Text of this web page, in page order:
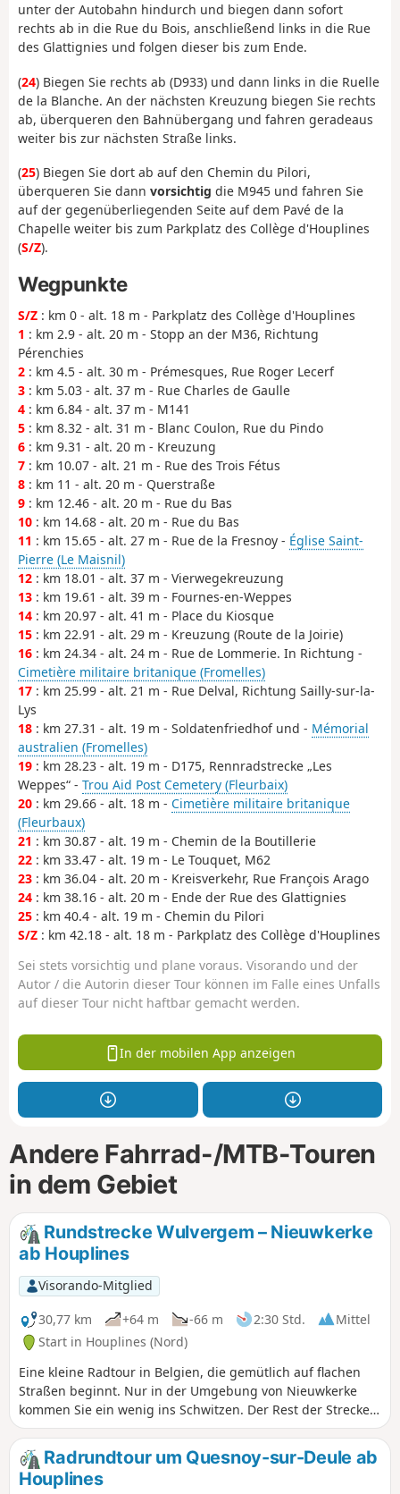
unter der Autobahn hindurch und biegen dann sofort
rechts ab in die Rue du Bois, anschließend links in die Rue
des Glattignies und folgen dieser bis zum Ende.
(24) Biegen Sie rechts ab (D933) und dann links in die Ruelle
de la Blanche. An der nächsten Kreuzung biegen Sie rechts
ab, überqueren den Bahnübergang und fahren geradeaus
weiter bis zur nächsten Straße links.
(25) Biegen Sie dort ab auf den Chemin du Pilori,
überqueren Sie dann vorsichtig die M945 und fahren Sie
auf der gegenüberliegenden Seite auf dem Pavé de la
Chapelle weiter bis zum Parkplatz des Collège d'Houplines
(S/Z).
Wegpunkte
S/Z : km 0 - alt. 18 m - Parkplatz des Collège d'Houplines
1 : km 2.9 - alt. 20 m - Stopp an der M36, Richtung
Pérenchies
2 : km 4.5 - alt. 30 m - Prémesques, Rue Roger Lecerf
3 : km 5.03 - alt. 37 m - Rue Charles de Gaulle
4 : km 6.84 - alt. 37 m - M141
5 : km 8.32 - alt. 31 m - Blanc Coulon, Rue du Pindo
6 : km 9.31 - alt. 20 m - Kreuzung
7 : km 10.07 - alt. 21 m - Rue des Trois Fétus
8 : km 11 - alt. 20 m - Querstraße
9 : km 12.46 - alt. 20 m - Rue du Bas
10 : km 14.68 - alt. 20 m - Rue du Bas
11 : km 15.65 - alt. 27 m - Rue de la Fresnoy - Église Saint-
Pierre (Le Maisnil)
12 : km 18.01 - alt. 37 m - Vierwegekreuzung
13 : km 19.61 - alt. 39 m - Fournes-en-Weppes
14 : km 20.97 - alt. 41 m - Place du Kiosque
15 : km 22.91 - alt. 29 m - Kreuzung (Route de la Joirie)
16 : km 24.34 - alt. 24 m - Rue de Lommerie. In Richtung -
Cimetière militaire britanique (Fromelles)
17 : km 25.99 - alt. 21 m - Rue Delval, Richtung Sailly-sur-la-
Lys
18 : km 27.31 - alt. 19 m - Soldatenfriedhof und - Mémorial
australien (Fromelles)
19 : km 28.23 - alt. 19 m - D175, Rennradstrecke „Les
Weppes“ - Trou Aid Post Cemetery (Fleurbaix)
20 : km 29.66 - alt. 18 m - Cimetière militaire britanique
(Fleurbaux)
21 : km 30.87 - alt. 19 m - Chemin de la Boutillerie
22 : km 33.47 - alt. 19 m - Le Touquet, M62
23 : km 36.04 - alt. 20 m - Kreisverkehr, Rue François Arago
24 : km 38.16 - alt. 20 m - Ende der Rue des Glattignies
25 : km 40.4 - alt. 19 m - Chemin du Pilori
S/Z : km 42.18 - alt. 18 m - Parkplatz des Collège d'Houplines
Sei stets vorsichtig und plane voraus. Visorando und der
Autor / die Autorin dieser Tour können im Falle eines Unfalls
auf dieser Tour nicht haftbar gemacht werden.
In der mobilen App anzeigen
Andere Fahrrad-/MTB-Touren
in dem Gebiet
Rundstrecke Wulvergem – Nieuwkerke
ab Houplines
Visorando-Mitglied
30,77 km
+64 m -66 m 2:30 Std.
Mittel
Start in Houplines (Nord)
Eine kleine Radtour in Belgien, die gemütlich auf flachen
Straßen beginnt. Nur in der Umgebung von Nieuwkerke
kommen Sie ein wenig ins Schwitzen. Der Rest der Strecke
ist wirklich entspannt.
Radrundtour um Quesnoy-sur-Deule ab
Houplines